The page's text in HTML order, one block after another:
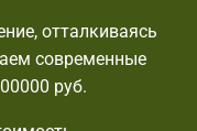
отталкиваясь
современные
руб.